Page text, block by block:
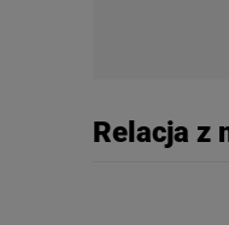
Relacja z